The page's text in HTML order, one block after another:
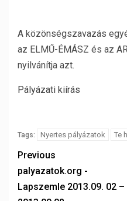
A közönségszavazás
az ELMŰ-ÉMÁSZ és az
nyilvánítja azt.
Pályázati kiírás
Tags: Nyertes pályázatok Te
Previous
palyazatok.org -
Lapszemle 2013.09. 02 –